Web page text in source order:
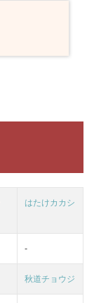
はたけカカシ
-
秋道チョウジ